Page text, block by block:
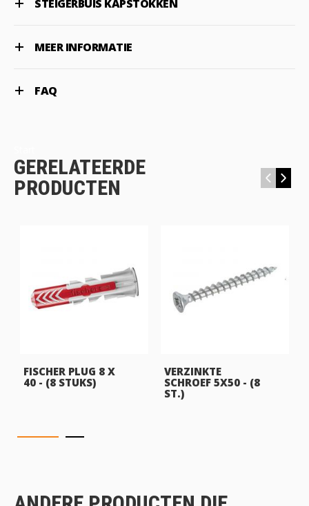
STEIGERBUIS KAPSTOKKEN
MEER INFORMATIE
FAQ
GERELATEERDE
PRODUCTEN
‹ ›
FISCHER PLUG 8 X
40 - (8 STUKS)
VERZINKTE
SCHROEF 5X50 - (8
ST.)